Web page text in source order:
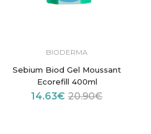
BIODERMA
Sebium Biod Gel Moussant
Ecorefill 400ml
14.63€ 20.90€